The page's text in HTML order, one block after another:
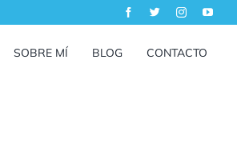
SOBRE MÍ BLOG CONTACTO